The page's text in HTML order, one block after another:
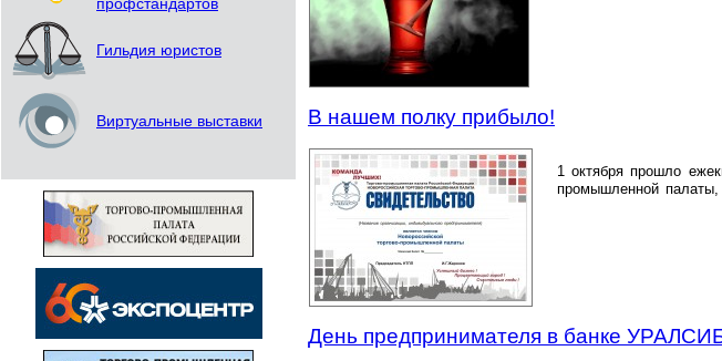
профстандартов
Гильдия юристов
Виртуальные выставки В нашем полку прибыло!
1 октября прошло
промышленной
День предпринимателя в банке